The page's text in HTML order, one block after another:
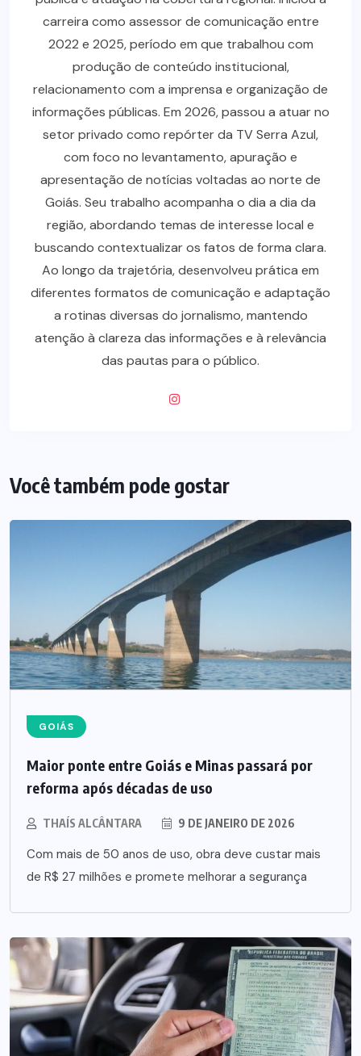
carreira como assessor de comunicação entre
2022 e 2025, período em que trabalhou com
produção de conteúdo institucional,
relacionamento com a imprensa e organização de
informações públicas. Em 2026, passou a atuar no
setor privado como repórter da TV Serra Azul,
com foco no levantamento, apuração e
apresentação de notícias voltadas ao norte de
Goiás. Seu trabalho acompanha o dia a dia da
região, abordando temas de interesse local e
buscando contextualizar os fatos de forma clara.
Ao longo da trajetória, desenvolveu prática em
diferentes formatos de comunicação e adaptação
a rotinas diversas do jornalismo, mantendo
atenção à clareza das informações e à relevância
das pautas para o público.
Você também pode gostar
GOIÁS
Maior ponte entre Goiás e Minas passará por
reforma após décadas de uso
THAÍS ALCÂNTARA 9 DE JANEIRO DE 2026
Com mais de 50 anos de uso, obra deve custar mais
de R$ 27 milhões e promete melhorar a segurança